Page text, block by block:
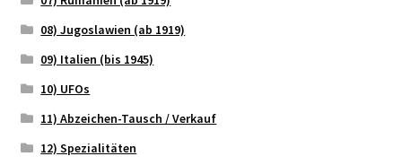
08) Jugoslawien (ab 1919)
09) Italien (bis 1945)
10) UFOs
11) Abzeichen-Tausch / Verkauf
12) Spezialitäten